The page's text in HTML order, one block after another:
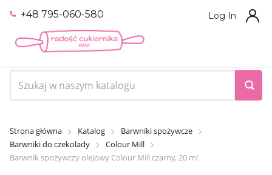
+48 795-060-580 Log In
Strona główna Katalog
Barwniki spożywcze
Barwniki do czekolady
Colour Mill
Barwnik spożywczy olejowy Colour Mill czarny, 20 ml